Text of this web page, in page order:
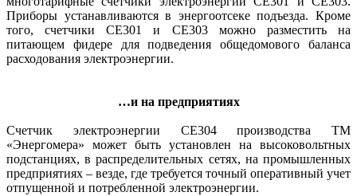
Приборы устанавливаются в энергоотсеке подъезда. Кроме
того, счетчики СЕ301 и СЕ303 можно разместить на
питающем фидере для подведения общедомового баланса
расходования электроэнергии.
…и на предприятиях
Счетчик электроэнергии СЕ304 производства ТМ
«Энергомера» может быть установлен на высоковольтных
подстанциях, в распределительных сетях, на промышленных
предприятиях – везде, где требуется точный оперативный учет
отпущенной и потребленной электроэнергии.